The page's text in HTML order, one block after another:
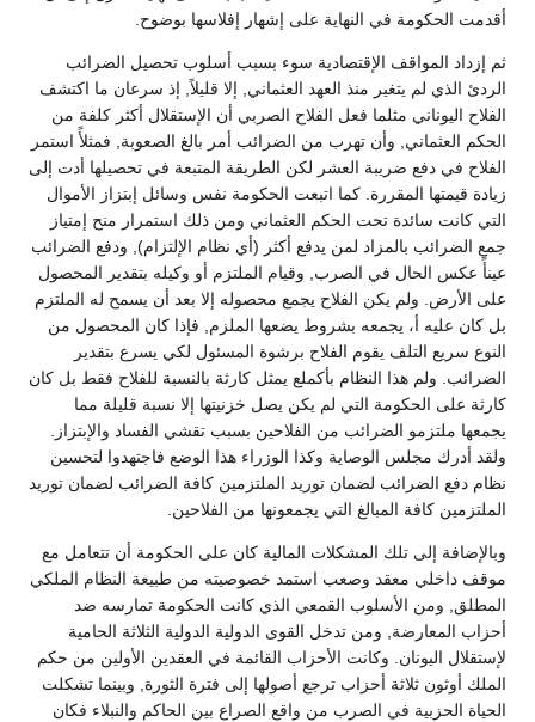
أقدمت الحكومة في النهاية على إشهار إفلاسها بوضوح.
ثم إزداد المواقف الإقتصادية سوء بسبب أسلوب تحصيل الضرائب
الردئ الذي لم يتغير منذ العهد العثماني, إلا قليلاً, إذ سرعان ما اكتشف
الفلاح اليوناني مثلما فعل الفلاح الصربي أن الإستقلال أكثر كلفة من
الحكم العثماني, وأن تهرب من الضرائب أمر بالغ الصعوبة, فمثلأً استمر
الفلاح في دفع ضريبة العشر لكن الطريقة المتبعة في تحصيلها أدت إلى
زيادة قيمتها المقررة. كما اتبعت الحكومة نفس وسائل إبتزاز الأموال
التي كانت سائدة تحت الحكم العثماني ومن ذلك استمرار منح إمتياز
جمع الضرائب بالمزاد لمن يدفع أكثر (أي نظام الإلتزام), ودفع الضرائب
عينأً عكس الحال في الصرب, وقيام الملتزم أو وكيله بتقدير المحصول
على الأرض. ولم يكن الفلاح يجمع محصوله إلا بعد أن يسمح له الملتزم
بل كان عليه أ، يجمعه بشروط يضعها الملزم, فإذا كان المحصول من
النوع سريع التلف يقوم الفلاح برشوة المسئول لكي يسرع بتقدير
الضرائب. ولم هذا النظام بأكملع يمثل كارثة بالنسبة للفلاح فقط بل كان
كارثة على الحكومة التي لم يكن يصل خزنيتها إلا نسبة قليلة مما
يجمعها ملتزمو الضرائب من الفلاحين بسبب تقشي الفساد والإبتزاز.
ولقد أدرك مجلس الوصاية وكذا الوزراء هذا الوضع فاجتهدوا لتحسين
نظام دفع الضرائب لضمان توريد الملتزمين كافة الضرائب لضمان توريد
الملتزمين كافة المبالغ التي يجمعونها من الفلاحين.
وبالإضافة إلى تلك المشكلات المالية كان على الحكومة أن تتعامل مع
موقف داخلي معقد وصعب استمد خصوصيته من طبيعة النظام الملكي
المطلق, ومن الأسلوب القمعي الذي كانت الحكومة تمارسه ضد
أحزاب المعارضة, ومن تدخل القوى الدولية الدولية الثلاثة الحامية
لإستقلال اليونان. وكانت الأحزاب القائمة في العقدين الأولين من حكم
الملك أوثون ثلاثة أحزاب ترجع أصولها إلى فترة الثورة, وبينما تشكلت
الحياة الحزبية في الصرب من واقع الصراع بين الحاكم والنبلاء فكان